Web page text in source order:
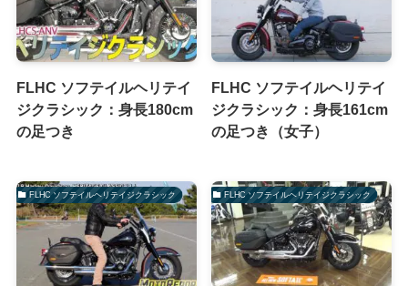
FLHC ソフテイルヘリテイ
ジクラシック：身長180cm
の足つき
FLHC ソフテイルヘリテイ
ジクラシック：身長161cm
の足つき（女子）
FLHC ソフテイルヘリテイジクラシック FLHC ソフテイルヘリテイジクラシック